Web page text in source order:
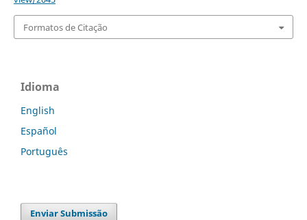
Formatos de Citação
Idioma
English
Español
Português
Enviar Submissão